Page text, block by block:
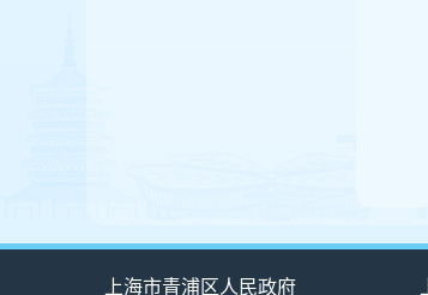
上海市青浦区人民政府